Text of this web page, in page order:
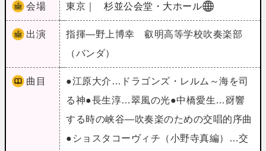
会場 東京｜ 杉並公会堂・大ホール
出演
指揮―野上博幸 叡明高等学校吹奏楽部
（バンダ）
曲目
●江原大介…ドラゴンズ・レルム～海を司
る神●長生淳…翠風の光●中橋愛生…谺響
する時の峡谷―吹奏楽のための交唱的序曲
●ショスタコーヴィチ（小野寺真編）…交